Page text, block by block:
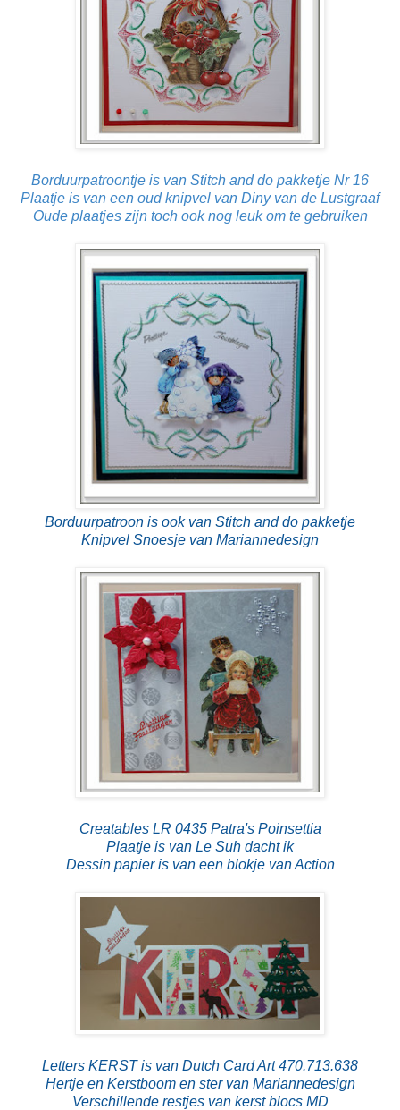
Borduurpatroontje is van Stitch and do pakketje Nr 16
Plaatje is van een oud knipvel van Diny van de Lustgraaf
Oude plaatjes zijn toch ook nog leuk om te gebruiken
Borduurpatroon is ook van Stitch and do pakketje
Knipvel Snoesje van Mariannedesign
Creatables LR 0435 Patra's Poinsettia
Plaatje is van Le Suh dacht ik
Dessin papier is van een blokje van Action
Letters KERST is van Dutch Card Art 470.713.638
Hertje en Kerstboom en ster van Mariannedesign
Verschillende restjes van kerst blocs MD